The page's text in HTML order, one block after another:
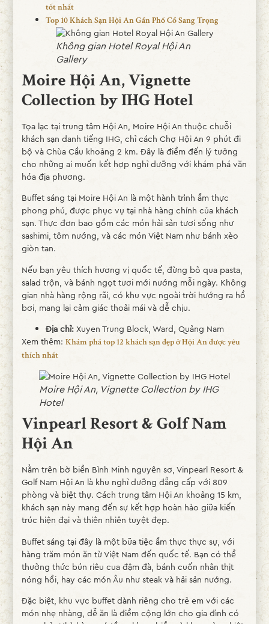
tốt nhất
Top 10 Khách Sạn Hội An Gần Phố Cổ Sang Trọng
Không gian Hotel Royal Hội An
Gallery
Moire Hội An, Vignette
Collection by IHG Hotel
Tọa lạc tại trung tâm Hội An, Moire Hội An thuộc chuỗi
khách sạn danh tiếng IHG, chỉ cách Chợ Hội An 9 phút đi
bộ và Chùa Cầu khoảng 2 km. Đây là điểm đến lý tưởng
cho những ai muốn kết hợp nghỉ dưỡng với khám phá văn
hóa địa phương.
Buffet sáng tại Moire Hội An là một hành trình ẩm thực
phong phú, được phục vụ tại nhà hàng chính của khách
sạn. Thực đơn bao gồm các món hải sản tươi sống như
sashimi, tôm nướng, và các món Việt Nam như bánh xèo
giòn tan.
Nếu bạn yêu thích hương vị quốc tế, đừng bỏ qua pasta,
salad trộn, và bánh ngọt tươi mới nướng mỗi ngày. Không
gian nhà hàng rộng rãi, có khu vực ngoài trời hướng ra hồ
bơi, mang lại cảm giác thoải mái và dễ chịu.
Địa chỉ:Xuyen Trung Block, Ward, Quảng Nam
Xem thêm: Khám phá top 12 khách sạn đẹp ở Hội An được yêu
thích nhất
Moire Hội An, Vignette Collection by IHG
Hotel
Vinpearl Resort & Golf Nam
Hội An
Nằm trên bờ biển Bình Minh nguyên sơ, Vinpearl Resort &
Golf Nam Hội An là khu nghỉ dưỡng đẳng cấp với 809
phòng và biệt thự. Cách trung tâm Hội An khoảng 15 km,
khách sạn này mang đến sự kết hợp hoàn hảo giữa kiến
trúc hiện đại và thiên nhiên tuyệt đẹp.
Buffet sáng tại đây là một bữa tiệc ẩm thực thực sự, với
hàng trăm món ăn từ Việt Nam đến quốc tế. Bạn có thể
thưởng thức bún riêu cua đậm đà, bánh cuốn nhân thịt
nóng hổi, hay các món Âu như steak và hải sản nướng.
Đặc biệt, khu vực buffet dành riêng cho trẻ em với các
món nhẹ nhàng, dễ ăn là điểm cộng lớn cho gia đình có